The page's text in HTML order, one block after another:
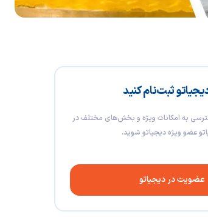
ثبت‌نام کنید
به امکانات ویژه و بخش‌های مختلف در
عضو ویژه دیجیاتو شوید.
عضویت در دیجیاتو